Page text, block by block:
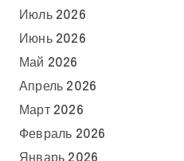
Июль 2026
Июнь 2026
Май 2026
Апрель 2026
Март 2026
Февраль 2026
Январь 2026